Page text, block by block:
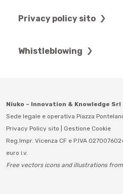
Privacy policy sito
Whistleblowing
Niuko – Innovation & Knowledge
Sede legale e operativa Piazza
Privacy Policy sito
Gestione Cookie
Reg.Impr. Vicenza CF e P.IVA
euro i.v.
Free vectors icons and illustrations